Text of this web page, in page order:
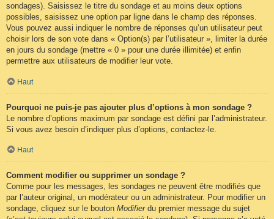
sondages). Saisissez le titre du sondage et au moins deux options
possibles, saisissez une option par ligne dans le champ des réponses.
Vous pouvez aussi indiquer le nombre de réponses qu’un utilisateur peut
choisir lors de son vote dans « Option(s) par l’utilisateur », limiter la durée
en jours du sondage (mettre « 0 » pour une durée illimitée) et enfin
permettre aux utilisateurs de modifier leur vote.
Haut
Pourquoi ne puis-je pas ajouter plus d’options à mon sondage ?
Le nombre d’options maximum par sondage est défini par l’administrateur.
Si vous avez besoin d’indiquer plus d’options, contactez-le.
Haut
Comment modifier ou supprimer un sondage ?
Comme pour les messages, les sondages ne peuvent être modifiés que
par l’auteur original, un modérateur ou un administrateur. Pour modifier un
sondage, cliquez sur le bouton Modifierdu premier message du sujet